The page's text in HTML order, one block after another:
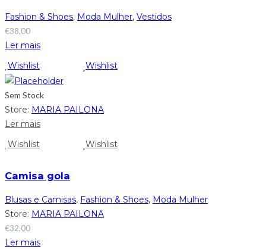
Fashion & Shoes, Moda Mulher, Vestidos
€38,00
Ler mais
Wishlist
Wishlist
Sem Stock
Store: MARIA PAILONA
Ler mais
Wishlist
Wishlist
Camisa gola
Blusas e Camisas, Fashion & Shoes, Moda Mulher
Store: MARIA PAILONA
€32,00
Ler mais